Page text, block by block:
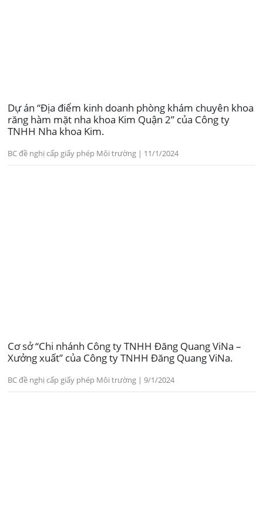
Dự án “Địa điểm kinh doanh phòng khám chuyên khoa
răng hàm mặt nha khoa Kim Quận 2” của Công ty
TNHH Nha khoa Kim.
BC đề nghị cấp giấy phép Môi trường | 11/1/2024
Cơ sở “Chi nhánh Công ty TNHH Đăng Quang ViNa –
Xưởng xuất” của Công ty TNHH Đăng Quang ViNa.
BC đề nghị cấp giấy phép Môi trường | 9/1/2024